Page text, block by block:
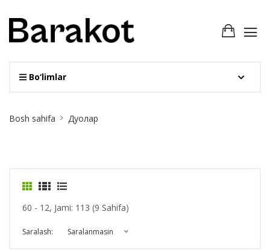
Bo‘limlar
Breadcrumb
Bosh sahifa Дуолар
60 - 12, Jami: 113 (9 Sahifa)
Saralash: Saralanmasin